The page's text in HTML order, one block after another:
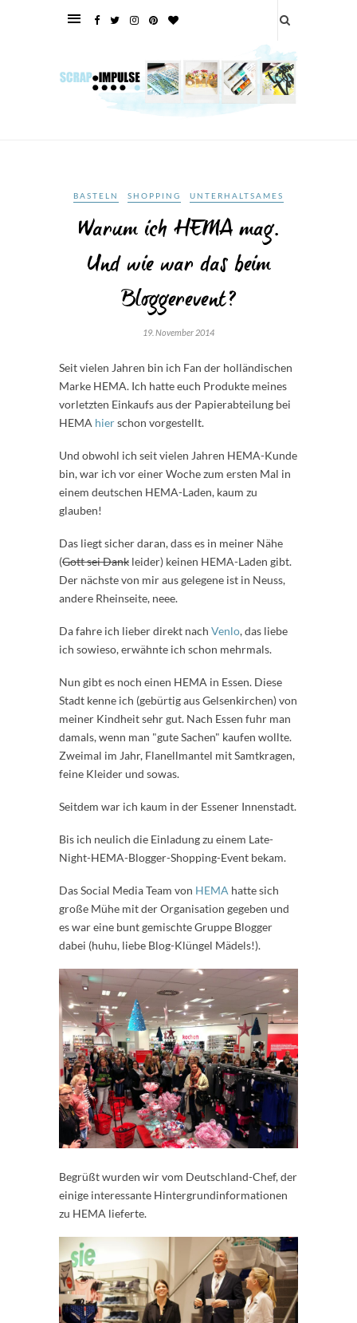
BASTELN SHOPPING UNTERHALTSAMES
Warum ich HEMA mag.
Und wie war das beim
Bloggerevent?
19. November 2014
Seit vielen Jahren bin ich Fan der holländischen
Marke HEMA. Ich hatte euch Produkte meines
vorletzten Einkaufs aus der Papierabteilung bei
HEMA hierschon vorgestellt.
Und obwohl ich seit vielen Jahren HEMA-Kunde
bin, war ich vor einer Woche zum ersten Mal in
einem deutschen HEMA-Laden, kaum zu
glauben!
Das liegt sicher daran, dass es in meiner Nähe
(Gott sei Dank leider) keinen HEMA-Laden gibt.
Der nächste von mir aus gelegene ist in Neuss,
andere Rheinseite, neee.
Da fahre ich lieber direkt nach Venlo, das liebe
ich sowieso, erwähnte ich schon mehrmals.
Nun gibt es noch einen HEMA in Essen. Diese
Stadt kenne ich (gebürtig aus Gelsenkirchen) von
meiner Kindheit sehr gut. Nach Essen fuhr man
damals, wenn man "gute Sachen" kaufen wollte.
Zweimal im Jahr, Flanellmantel mit Samtkragen,
feine Kleider und sowas.
Seitdem war ich kaum in der Essener Innenstadt.
Bis ich neulich die Einladung zu einem Late-
Night-HEMA-Blogger-Shopping-Event bekam.
Das Social Media Team von HEMA hatte sich
große Mühe mit der Organisation gegeben und
es war eine bunt gemischte Gruppe Blogger
dabei (huhu, liebe Blog-Klüngel Mädels!).
Begrüßt wurden wir vom Deutschland-Chef, der
einige interessante Hintergrundinformationen
zu HEMA lieferte.